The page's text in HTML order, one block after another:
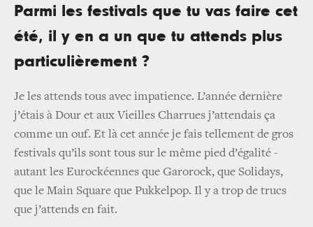
Parmi les festivals que tu vas faire cet
été, il y en a un que tu attends plus
particulièrement ?
Je les attends tous avec impatience. L’année dernière
j’étais à Dour et aux Vieilles Charrues j’attendais ça
comme un ouf. Et là cet année je fais tellement de gros
festivals qu’ils sont tous sur le même pied d’égalité -
autant les Eurockéennes que Garorock, que Solidays,
que le Main Square que Pukkelpop. Il y a trop de trucs
que j’attends en fait.